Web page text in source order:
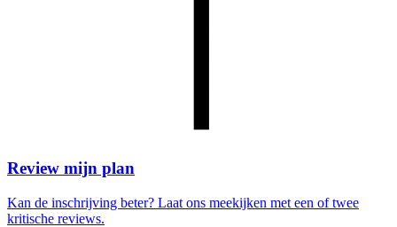
Review mijn plan
Kan de inschrijving beter? Laat ons meekijken met een of twee
kritische reviews.